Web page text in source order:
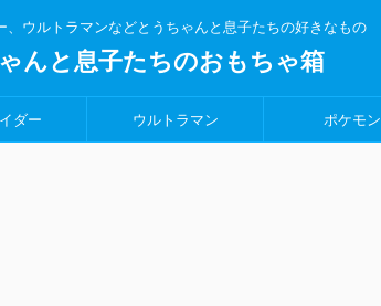
、ウルトラマンなどとうちゃんと息子たちの好きなもの
んと息子たちのおもちゃ箱
ダー ウルトラマン ポケモン